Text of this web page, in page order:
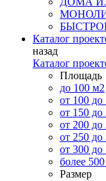
Каталог
назад
Каталог
Площадь
до 100 м2
от 100 до
от 150 до
от 200 до
от 250 до
от 300 до
более
Размер